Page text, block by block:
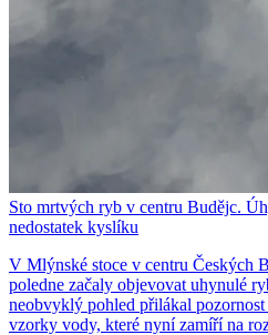
Sto mrtvých ryb v centru Budějc.
nedostatek kyslíku
V Mlýnské stoce v centru Českých
poledne začaly objevovat uhynulé
neobvyklý pohled přilákal
vzorky vody, které nyní zamíří na